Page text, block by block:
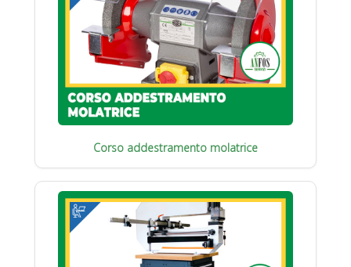
Corso addestramento molatrice